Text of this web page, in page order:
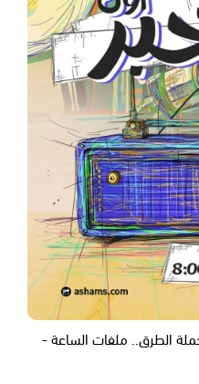
الطرق.. ملفات الساعة -